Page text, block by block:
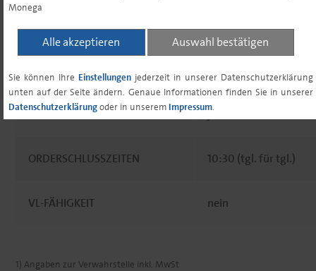
Monega
Alle akzeptieren Auswahl bestätigen
Sie können Ihre Einstellungen jederzeit in unserer Datenschutzerklärung
unten auf der Seite ändern. Genaue Informationen finden Sie in unserer
Datenschutzerklärungoder in unserem Impressum.
SPARPLANFÄHIGKEIT ja
ORDERSCHLUSSZEITEN 10:30 (tgl. für tgl.)
VL-FÄHIGKEIT nein
1) Angaben zur Verwahrstelle inkl. MwSt